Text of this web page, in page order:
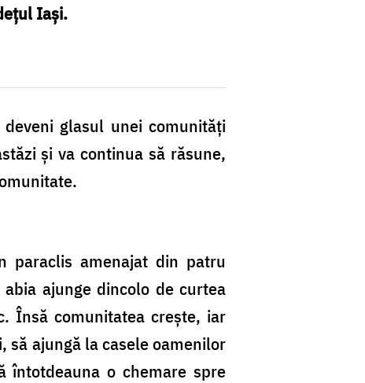
Iași.
glasul unei comunități
și va continua să răsune,
paraclis amenajat din patru
ajunge dincolo de curtea
Însă comunitatea crește, iar
să ajungă la casele oamenilor
o chemare spre